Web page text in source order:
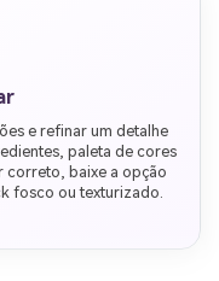
e refinar um detalhe
paleta de cores
correto, baixe a opção
fosco ou texturizado.